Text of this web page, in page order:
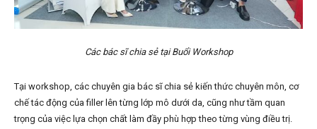
Các bác sĩ chia sẻ tại Buổi Workshop
Tại workshop, các chuyên gia bác sĩ chia sẻ kiến thức chuyên môn, cơ
chế tác động của filler lên từng lớp mô dưới da, cũng như tầm quan
trọng của việc lựa chọn chất làm đầy phù hợp theo từng vùng điều trị.